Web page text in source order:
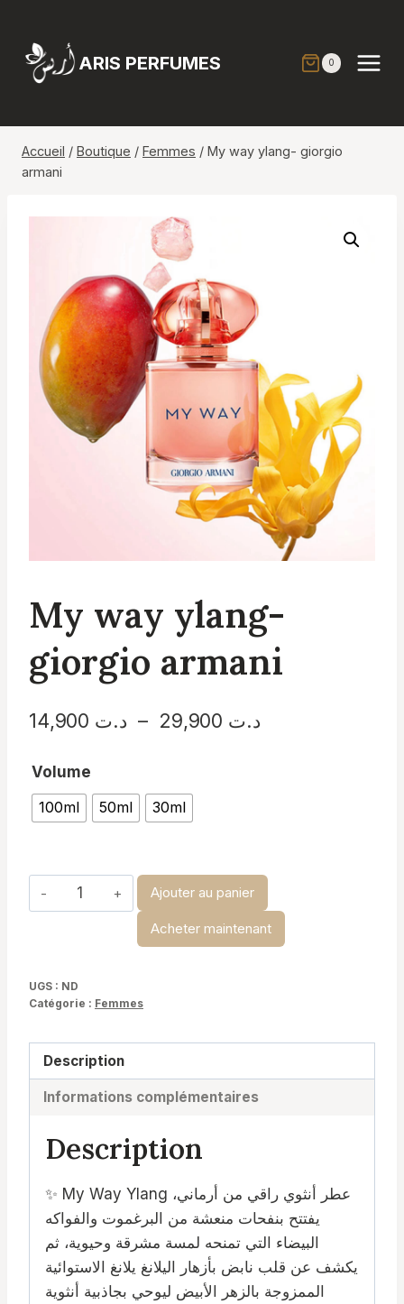
contenu
ARIS PERFUMES 0
Accueil / Boutique / Femmes / My way ylang- giorgio
armani
My way ylang-
giorgio armani
د.ت – د.تPlage
Volume
100ml
50ml 30ml
quantité
de
ylang-
giorgio
Ajouter au panier
Acheter maintenant
UGS : ND
Catégorie : Femmes
Description
Informations complémentaires
Description
✨ My Way Ylang عطر أنثوي راقي من أرماني،
يفتتح بنفحات منعشة من البرغموت والفواكه
البيضاء التي تمنحه لمسة مشرقة وحيوية، ثم
يكشف عن قلب نابض بأزهار اليلانغ يلانغ الاستوائية
الممزوجة بالزهر الأبيض ليوحي بجاذبية أنثوية